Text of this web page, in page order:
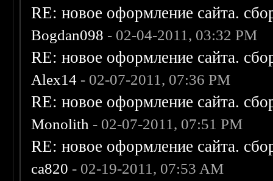
RE: новое оформление сайта.
Bogdan098 - 02-04-2011, 03:32 PM
RE: новое оформление сайта.
Alex14 - 02-07-2011, 07:36 PM
RE: новое оформление сайта.
Monolith - 02-07-2011, 07:51 PM
RE: новое оформление сайта.
ca820 - 02-19-2011, 07:53 AM